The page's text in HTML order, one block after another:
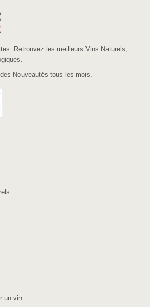
Retrouvez les meilleurs Vins Naturels,
Nouveautés tous les mois.
un vin